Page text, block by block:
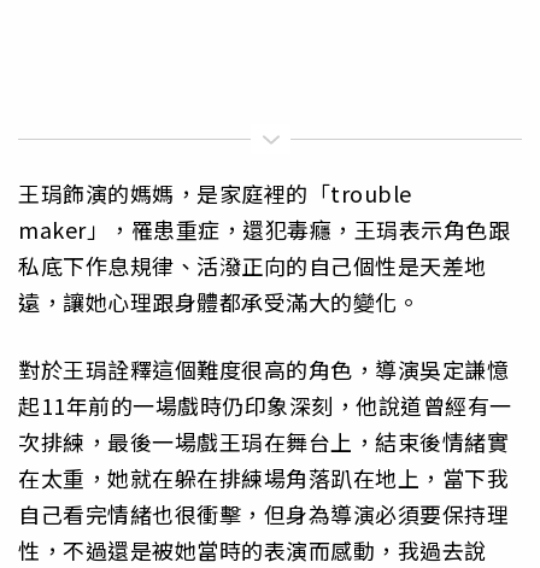
王琄飾演的媽媽，是家庭裡的「trouble
maker」，罹患重症，還犯毒癮，王琄表示角色跟
私底下作息規律、活潑正向的自己個性是天差地
遠，讓她心理跟身體都承受滿大的變化。
對於王琄詮釋這個難度很高的角色，導演吳定謙憶
起11年前的一場戲時仍印象深刻，他說道曾經有一
次排練，最後一場戲王琄在舞台上，結束後情緒實
在太重，她就在躲在排練場角落趴在地上，當下我
自己看完情緒也很衝擊，但身為導演必須要保持理
性，不過還是被她當時的表演而感動，我過去說